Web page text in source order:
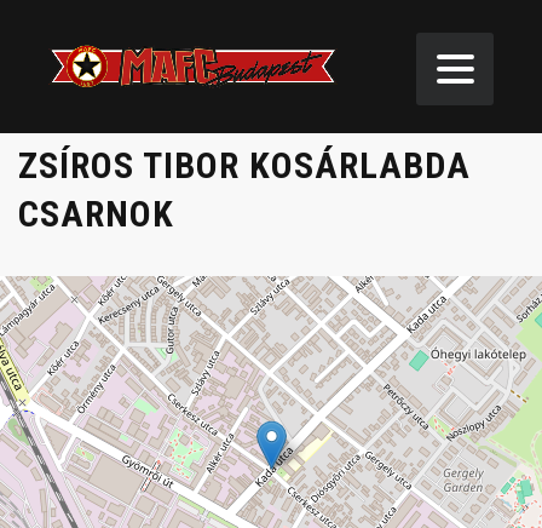
ZSÍROS TIBOR KOSÁRLABDA
CSARNOK